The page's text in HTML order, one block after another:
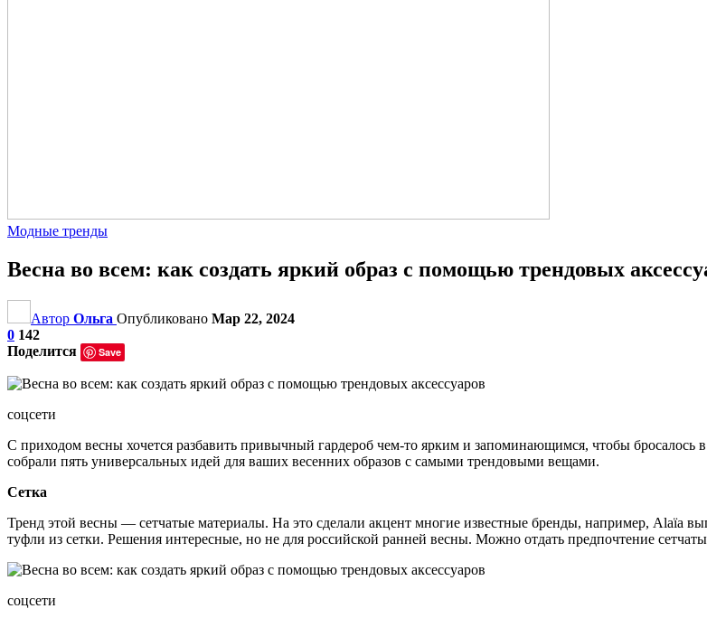
Модные тренды
Весна во всем: как создать яркий образ с помощью трендовых
Автор Ольга Опубликовано Мар 22, 2024
0 142
Поделится
Save
соцсети
С приходом весны хочется разбавить привычный гардероб чем-то ярким и запоминающимся, чтобы
собрали пять универсальных идей для ваших весенних образов с самыми трендовыми вещами.
Сетка
Тренд этой весны — сетчатые материалы. На это сделали акцент многие известные бренды, например, Alaïa
туфли из сетки. Решения интересные, но не для российской ранней весны. Можно отдать предпочтение
соцсети